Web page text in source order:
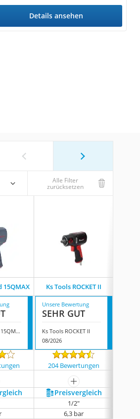
Details ansehen
Alle Filter
zurücksetzen
15QMAX Ks Tools ROCKET II
Ingersoll Rand 15QMAX
Unsere Bewertung
SEHR GUT
Ks Tools ROCKET II
08/2026
204 Bewertungen
anzeigen
mehr anzeigen
Preis­vergleich
1/2"
6,3 bar